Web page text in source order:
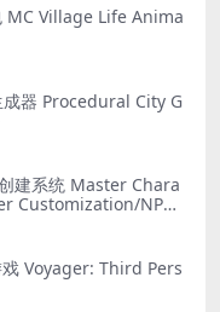
MC Village Life Anima
成器 Procedural City G
建系统 Master Chara
Customization/NPC
戏 Voyager: Third Pers